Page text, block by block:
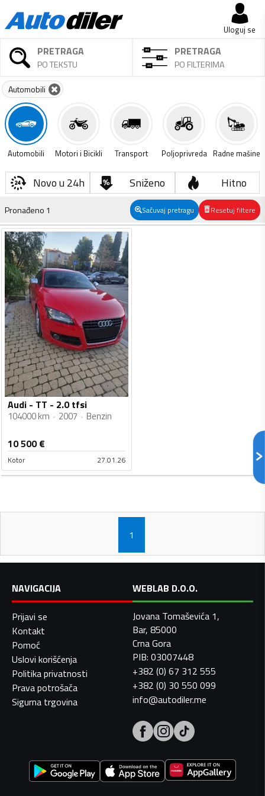
Uloguj se
PRETRAGA
PO TEKSTU
PRETRAGA
PO FILTERIMA
Automobili
Automobili Motori i Bicikli Transport Poljoprivreda Radne mašine
Novo u 24h Sniženo Hitno
Pronađeno 1 Sačuvaj pretragu Resetuj filtere
Audi - TT - 2.0 tfsi
104000 km 2007 Benzin
10 500€
Kotor 27.01.26
1
NAVIGACIJA
Prijavi se
Kontakt
Pomoć
Uslovi korišćenja
Politika privatnosti
Prava potrošača
Sigurna trgovina
WEBLAB D.O.O.
Jovana Tomaševića 1,
Bar, 85000
Crna Gora
PIB: 03007448
+382 (0) 67 312 555
+382 (0) 30 550 099
info@autodiler.me